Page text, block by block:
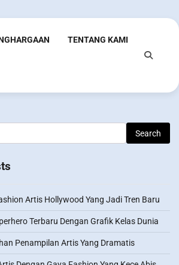
TENTANG KAMI
Artis Hollywood Yang Jadi Tren Baru
Terbaru Dengan Grafik Kelas Dunia
Penampilan Artis Yang Dramatis